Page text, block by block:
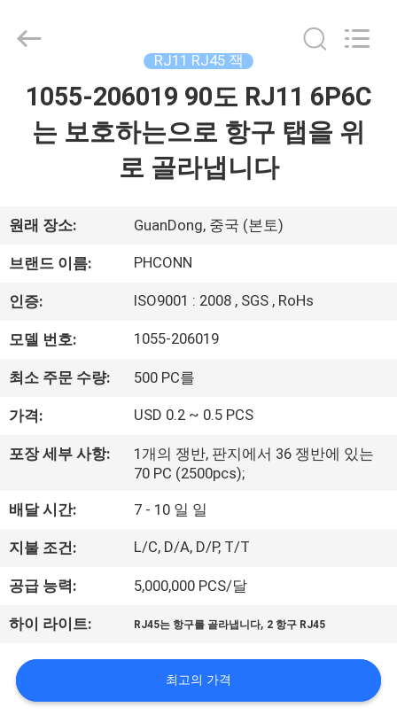
우
리
에
여
공
여
행
품
질
Dongguan
Penghui
RJ11 RJ45 잭
1055-206019 90도 RJ11 6P6C
는 보호하는으로 항구 탭을 위
로 골라냅니다
원래 장소: GuanDong, 중국 (본토)
브랜드 이름: PHCONN
인증: ISO9001 : 2008 , SGS , RoHs
모델 번호: 1055-206019
최소 주문 수량: 500 PC를
가격: USD 0.2 ~ 0.5 PCS
포장 세부 사항:
1개의 쟁반, 판지에서 36 쟁반에 있는
70 PC (2500pcs);
배달 시간: 7 - 10 일 일
지불 조건: L/C, D/A, D/P, T/T
공급 능력: 5,000,000 PCS/달
하이 라이트: RJ45는 항구를 골라냅니다, 2 항구 RJ45
최고의 가격